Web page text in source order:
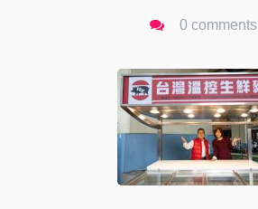
0 comments